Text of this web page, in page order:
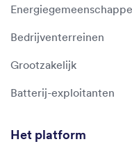
Bedrijventerreinen
Grootzakelijk
Batterij-exploitanten
Het platform